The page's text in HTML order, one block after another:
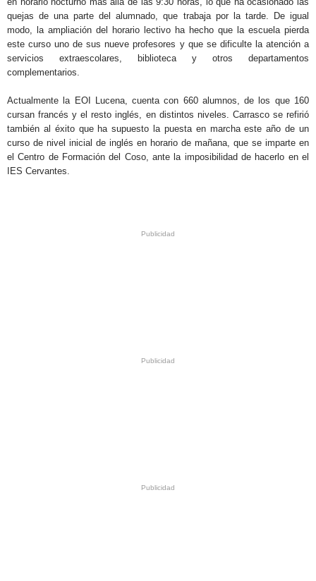
quejas de una parte del alumnado, que trabaja por la tarde. De igual
modo, la ampliación del horario lectivo ha hecho que la escuela pierda
este curso uno de sus nueve profesores y que se dificulte la atención a
servicios extraescolares, biblioteca y otros departamentos
complementarios.
Actualmente la EOI Lucena, cuenta con 660 alumnos, de los que 160
cursan francés y el resto inglés, en distintos niveles. Carrasco se refirió
también al éxito que ha supuesto la puesta en marcha este año de un
curso de nivel inicial de inglés en horario de mañana, que se imparte en
el Centro de Formación del Coso, ante la imposibilidad de hacerlo en el
IES Cervantes.